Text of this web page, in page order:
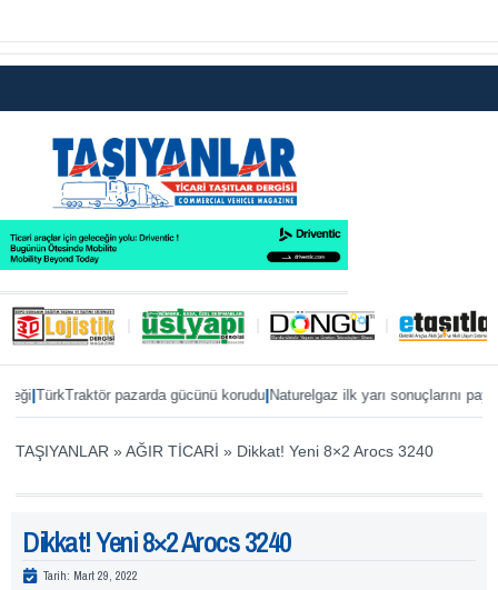
pazarda gücünü korudu|Naturelgaz ilk yarı sonuçlarını paylaştı|
TAŞIYANLAR »AĞIR TİCARİ » Dikkat! Yeni 8×2 Arocs 3240
Dikkat! Yeni 8×2 Arocs 3240
Tarih: Mart 29, 2022